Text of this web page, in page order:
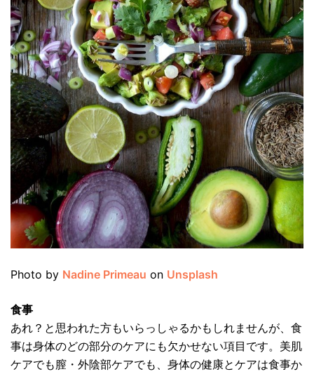
Photo by Nadine Primeau on Unsplash
食事
あれ？と思われた方もいらっしゃるかもしれませんが、食
事は身体のどの部分のケアにも欠かせない項目です。美肌
ケアでも膣・外陰部ケアでも、身体の健康とケアは食事か